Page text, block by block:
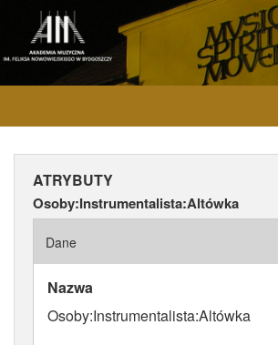
AKTUALNOŚCI
WYDARZENIA
ATRYBUTY
Osoby:Instrumentalista:Altówka
Dane
Nazwa
Osoby:Instrumentalista:Altówka